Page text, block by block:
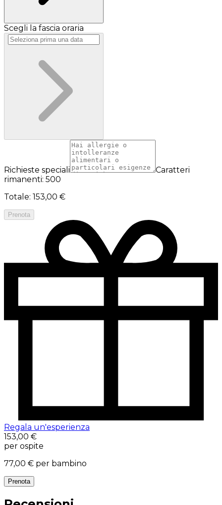
Scegli la fascia oraria
Richieste speciali
Caratteri
rimanenti: 500
Totale: 153,00 €
Prenota
Regala un'esperienza
153,00 €
per ospite
77,00 € per bambino
Prenota